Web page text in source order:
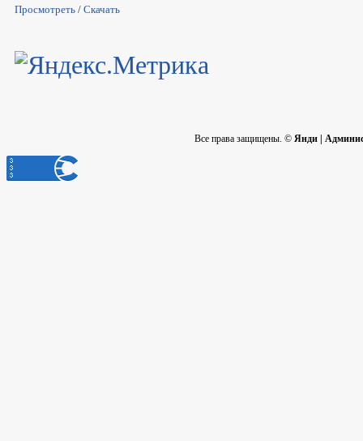
Просмотреть / Скачать
Все права защищены. © Янди |